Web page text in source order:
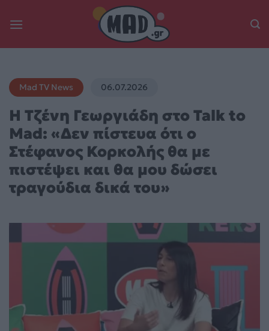
Mad TV News 06.07.2026
Η Τζένη Γεωργιάδη στο Talk to
Mad: «Δεν πίστευα ότι ο
Στέφανος Κορκολής θα με
πιστέψει και θα μου δώσει
τραγούδια δικά του»